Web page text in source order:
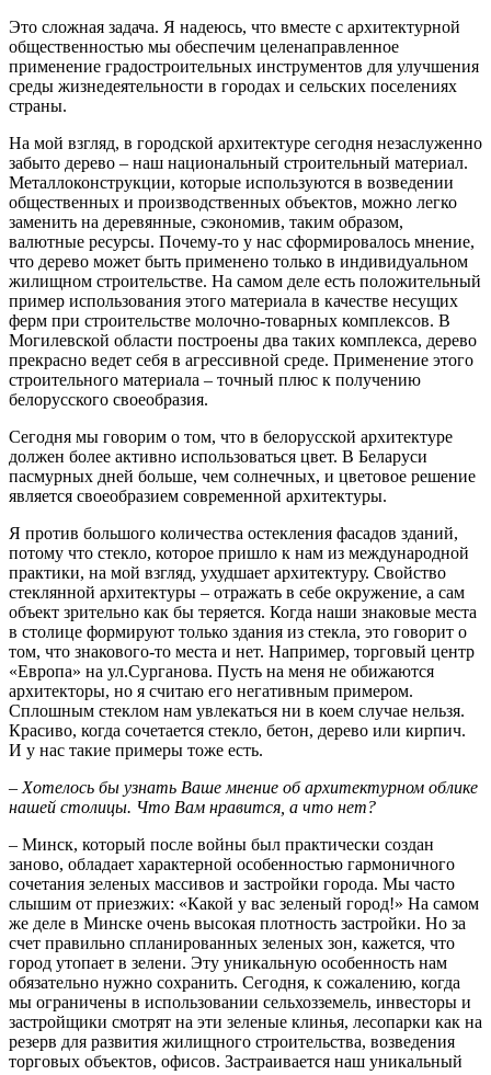
Это сложная задача. Я надеюсь, что вместе с архитектурной
общественностью мы обеспечим целенаправленное
применение градостроительных инструментов для улучшения
среды жизнедеятельности в городах и сельских поселениях
страны.
На мой взгляд, в городской архитектуре сегодня незаслуженно
забыто дерево – наш национальный строительный материал.
Металлоконструкции, которые используются в возведении
общественных и производственных объектов, можно легко
заменить на деревянные, сэкономив, таким образом,
валютные ресурсы. Почему-то у нас сформировалось мнение,
что дерево может быть применено только в индивидуальном
жилищном строительстве. На самом деле есть положительный
пример использования этого материала в качестве несущих
ферм при строительстве молочно-товарных комплексов. В
Могилевской области построены два таких комплекса, дерево
прекрасно ведет себя в агрессивной среде. Применение этого
строительного материала – точный плюс к получению
белорусского своеобразия.
Сегодня мы говорим о том, что в белорусской архитектуре
должен более активно использоваться цвет. В Беларуси
пасмурных дней больше, чем солнечных, и цветовое решение
является своеобразием современной архитектуры.
Я против большого количества остекления фасадов зданий,
потому что стекло, которое пришло к нам из международной
практики, на мой взгляд, ухудшает архитектуру. Свойство
стеклянной архитектуры – отражать в себе окружение, а сам
объект зрительно как бы теряется. Когда наши знаковые места
в столице формируют только здания из стекла, это говорит о
том, что знакового-то места и нет. Например, торговый центр
«Европа» на ул.Сурганова. Пусть на меня не обижаются
архитекторы, но я считаю его негативным примером.
Сплошным стеклом нам увлекаться ни в коем случае нельзя.
Красиво, когда сочетается стекло, бетон, дерево или кирпич.
И у нас такие примеры тоже есть.
– Хотелось бы узнать Ваше мнение об архитектурном облике
нашей столицы. Что Вам нравится, а что нет?
– Минск, который после войны был практически создан
заново, обладает характерной особенностью гармоничного
сочетания зеленых массивов и застройки города. Мы часто
слышим от приезжих: «Какой у вас зеленый город!» На самом
же деле в Минске очень высокая плотность застройки. Но за
счет правильно спланированных зеленых зон, кажется, что
город утопает в зелени. Эту уникальную особенность нам
обязательно нужно сохранить. Сегодня, к сожалению, когда
мы ограничены в использовании сельхозземель, инвесторы и
застройщики смотрят на эти зеленые клинья, лесопарки как на
резерв для развития жилищного строительства, возведения
торговых объектов, офисов. Застраивается наш уникальный